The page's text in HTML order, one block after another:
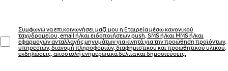
Συμφωνώ να επικοινωνήσει μαζί μου η Εταιρεία μέσω κανονικού
ταχυδρομείου, email ή/και ειδοποιήσεων push, SMS ή/και MMS ή/και
εφαρμογών ανταλλαγής μηνυμάτων για κινητά για την προώθηση προϊόντων,
υπηρεσιών, διανομή πληροφοριών, διαφημιστικού και προωθητικού υλικού,
εκδηλώσεις, αποστολή ενημερωτικά δελτία και δημοσιεύσεις.